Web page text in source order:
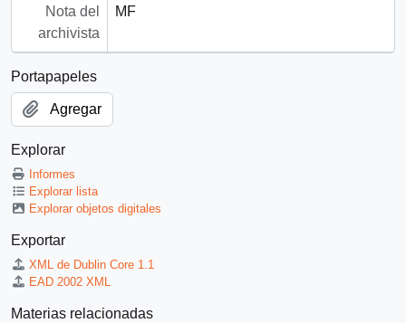
Nota del
archivista
MF
Portapapeles
Agregar
Explorar
Informes
Explorar lista
Explorar objetos digitales
Exportar
XML de Dublin Core 1.1
EAD 2002 XML
Materias relacionadas